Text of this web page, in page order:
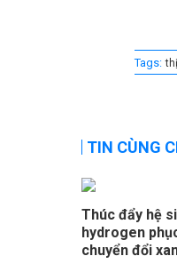
Tags:
TIN CÙNG
Thúc đẩy hệ
hydrogen
chuyển đổi